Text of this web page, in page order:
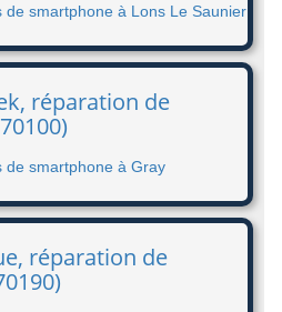
de smartphone à Lons Le Saunier
réparation de
de smartphone à Gray
réparation de